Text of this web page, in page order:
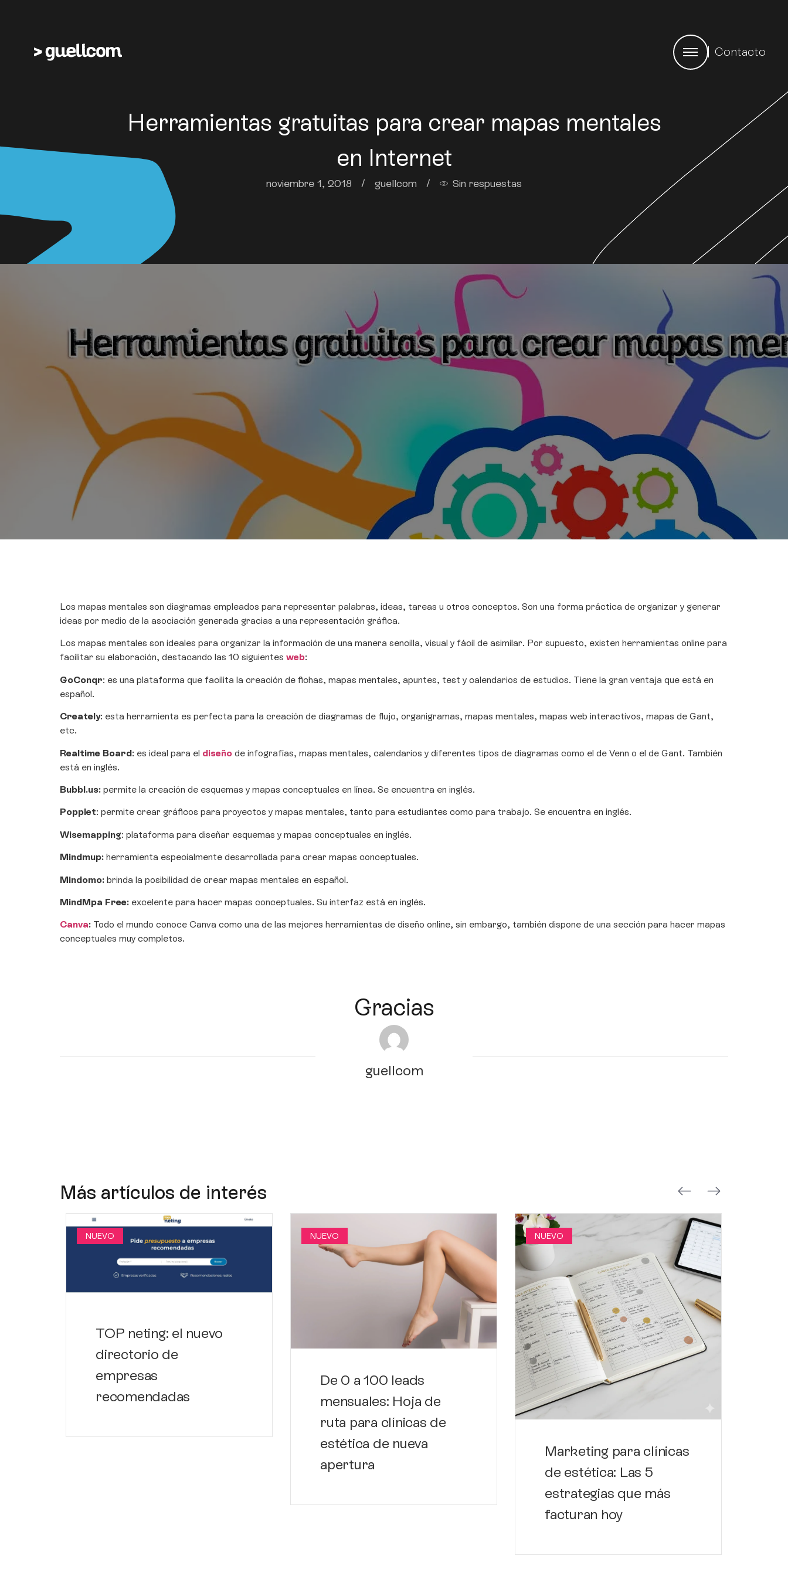
Contacto
Herramientas gratuitas para crear mapas mentales
en Internet
noviembre 1, 2018 / guellcom / Sin respuestas
Los mapas mentales son diagramas empleados para representar palabras, ideas, tareas u otros conceptos. Son una forma práctica de organizar y generar
ideas por medio de la asociación generada gracias a una representación gráfica.
Los mapas mentales son ideales para organizar la información de una manera sencilla, visual y fácil de asimilar. Por supuesto, existen herramientas online para
facilitar su elaboración, destacando las 10 siguientes web:
GoConqr: es una plataforma que facilita la creación de fichas, mapas mentales, apuntes, test y calendarios de estudios. Tiene la gran ventaja que está en
español.
Creately: esta herramienta es perfecta para la creación de diagramas de flujo, organigramas, mapas mentales, mapas web interactivos, mapas de Gant,
etc.
Realtime Board: es ideal para el diseño de infografías, mapas mentales, calendarios y diferentes tipos de diagramas como el de Venn o el de Gant. También
está en inglés.
Bubbl.us: permite la creación de esquemas y mapas conceptuales en línea. Se encuentra en inglés.
Popplet: permite crear gráficos para proyectos y mapas mentales, tanto para estudiantes como para trabajo. Se encuentra en inglés.
Wisemapping: plataforma para diseñar esquemas y mapas conceptuales en inglés.
Mindmup: herramienta especialmente desarrollada para crear mapas conceptuales.
Mindomo: brinda la posibilidad de crear mapas mentales en español.
MindMpa Free: excelente para hacer mapas conceptuales. Su interfaz está en inglés.
Canva: Todo el mundo conoce Canva como una de las mejores herramientas de diseño online, sin embargo, también dispone de una sección para hacer mapas
conceptuales muy completos.
Gracias
guellcom
Más artículos de interés
NUEVO
TOP neting: el nuevo
directorio de
empresas
recomendadas
NUEVO
De 0 a 100 leads
mensuales: Hoja de
ruta para clínicas de
estética de nueva
apertura
NUEVO
Marketing para clínicas
de estética: Las 5
estrategias que más
facturan hoy